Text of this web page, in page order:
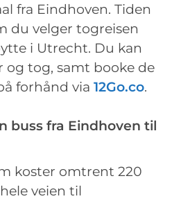
fra Eindhoven. Tiden
du velger togreisen
i Utrecht. Du kan
og tog, samt booke de
forhånd via 12Go.co.
buss fra Eindhoven til
koster omtrent 220
veien til